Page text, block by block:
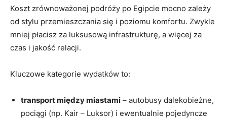
Koszt zrównoważonej podróży po Egipcie mocno zależy
od stylu przemieszczania się i poziomu komfortu. Zwykle
mniej płacisz za luksusową infrastrukturę, a więcej za
czas i jakość relacji.
Kluczowe kategorie wydatków to:
transport między miastami – autobusy dalekobieżne,
pociągi (np. Kair – Luksor) i ewentualnie pojedyncze